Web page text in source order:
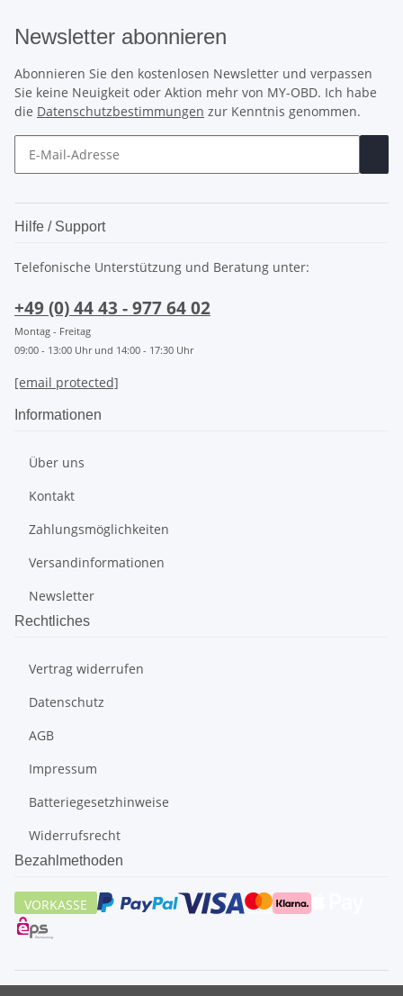
Newsletter abonnieren
Abonnieren Sie den kostenlosen Newsletter und verpassen
Sie keine Neuigkeit oder Aktion mehr von MY-OBD. Ich habe
die Datenschutzbestimmungen zur Kenntnis genommen.
Hilfe / Support
Telefonische Unterstützung und Beratung unter:
+49 (0) 44 43 - 977 64 02
Montag - Freitag
09:00 - 13:00 Uhr und 14:00 - 17:30 Uhr
[email protected]
Informationen
Über uns
Kontakt
Zahlungsmöglichkeiten
Versandinformationen
Newsletter
Rechtliches
Vertrag widerrufen
Datenschutz
AGB
Impressum
Batteriegesetzhinweise
Widerrufsrecht
Bezahlmethoden
VORKASSE